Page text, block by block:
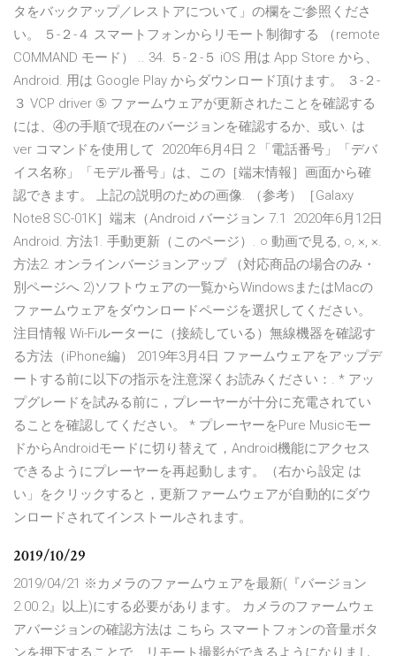
タをバックアップ／レストアについて」の欄をご参照くださ
い。 ５-２-４ スマートフォンからリモート制御する （remote
COMMAND モード） .. 34. ５-２-５ iOS 用は App Store から、
Android. 用は Google Play からダウンロード頂けます。 ３-２-
３ VCP driver ⑤ ファームウェアが更新されたことを確認する
には、④の手順で現在のバージョンを確認するか、或い. は
ver コマンドを使用して 2020年6月4日 2 「電話番号」「デバ
イス名称」「モデル番号」は、この［端末情報］画面から確
認できます。 上記の説明のための画像. （参考）［Galaxy
Note8 SC-01K］端末（Android バージョン 7.1 2020年6月12日
Android. 方法1. 手動更新（このページ）. ○ 動画で見る, ○, ×, ×.
方法2. オンラインバージョンアップ （対応商品の場合のみ・
別ページへ 2)ソフトウェアの一覧からWindowsまたはMacの
ファームウェアをダウンロードページを選択してください。
注目情報 Wi-Fiルーターに（接続している）無線機器を確認す
る方法（iPhone編） 2019年3月4日 ファームウェアをアップデ
ートする前に以下の指示を注意深くお読みください：. * アッ
プグレードを試みる前に，プレーヤーが十分に充電されてい
ることを確認してください。 * プレーヤーをPure Musicモー
ドからAndroidモードに切り替えて，Android機能にアクセス
できるようにプレーヤーを再起動します。（右から設定 は
い」をクリックすると，更新ファームウェアが自動的にダウ
ンロードされてインストールされます。
2019/10/29
2019/04/21 ※カメラのファームウェアを最新(『バージョン
2.00.2』以上)にする必要があります。 カメラのファームウェ
アバージョンの確認方法は こちら スマートフォンの音量ボタ